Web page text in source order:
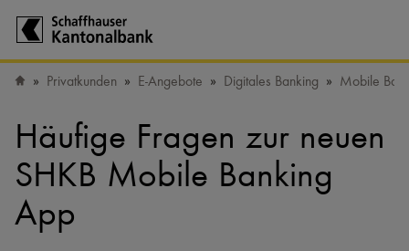
Privatkunden E-Angebote Digitales Banking Mobile
Häufige Fragen zur neuen
SHKB Mobile Banking
App